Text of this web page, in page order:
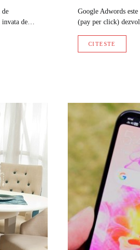
de
invata de…
Google Adwords
(pay per click)
CITESTE